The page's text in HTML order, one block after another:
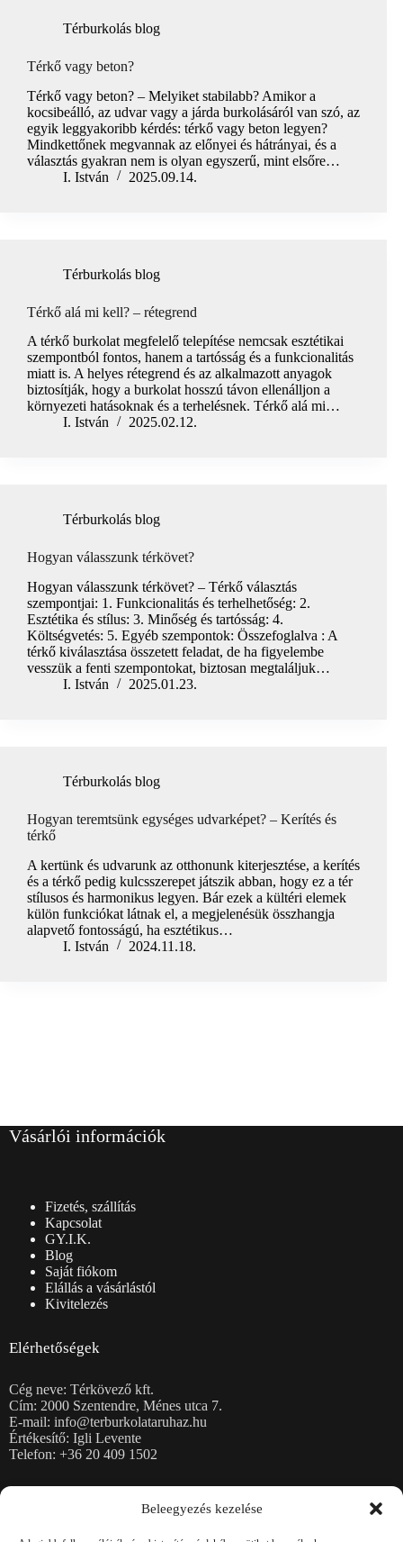
Beleegyezés kezelése
Térburkolás blog
Térkő vagy beton?
Térkő vagy beton? – Melyiket stabilabb? Amikor a
kocsibeálló, az udvar vagy a járda burkolásáról van szó, az
egyik leggyakoribb kérdés: térkő vagy beton legyen?
Mindkettőnek megvannak az előnyei és hátrányai, és a
választás gyakran nem is olyan egyszerű, mint elsőre…
I. István
2025.09.14.
Térburkolás blog
Térkő alá mi kell? – rétegrend
A térkő burkolat megfelelő telepítése nemcsak esztétikai
szempontból fontos, hanem a tartósság és a funkcionalitás
miatt is. A helyes rétegrend és az alkalmazott anyagok
biztosítják, hogy a burkolat hosszú távon ellenálljon a
környezeti hatásoknak és a terhelésnek. Térkő alá mi…
I. István
2025.02.12.
Térburkolás blog
Hogyan válasszunk térkövet?
Hogyan válasszunk térkövet? – Térkő választás
szempontjai: 1. Funkcionalitás és terhelhetőség: 2.
Esztétika és stílus: 3. Minőség és tartósság: 4.
Költségvetés: 5. Egyéb szempontok: Összefoglalva : A
térkő kiválasztása összetett feladat, de ha figyelembe
vesszük a fenti szempontokat, biztosan megtaláljuk…
I. István
2025.01.23.
Térburkolás blog
Hogyan teremtsünk egységes udvarképet? – Kerítés és
térkő
A kertünk és udvarunk az otthonunk kiterjesztése, a kerítés
és a térkő pedig kulcsszerepet játszik abban, hogy ez a tér
stílusos és harmonikus legyen. Bár ezek a kültéri elemek
külön funkciókat látnak el, a megjelenésük összhangja
alapvető fontosságú, ha esztétikus…
I. István
2024.11.18.
Vásárlói információk
Fizetés, szállítás
Kapcsolat
GY.I.K.
Blog
Saját fiókom
Elállás a vásárlástól
Kivitelezés
Elérhetőségek
Cég neve: Térkövező kft.
Cím: 2000 Szentendre, Ménes utca 7.
E-mail: info@terburkolataruhaz.hu
Értékesítő: Igli Levente
Telefon: +36 20 409 1502